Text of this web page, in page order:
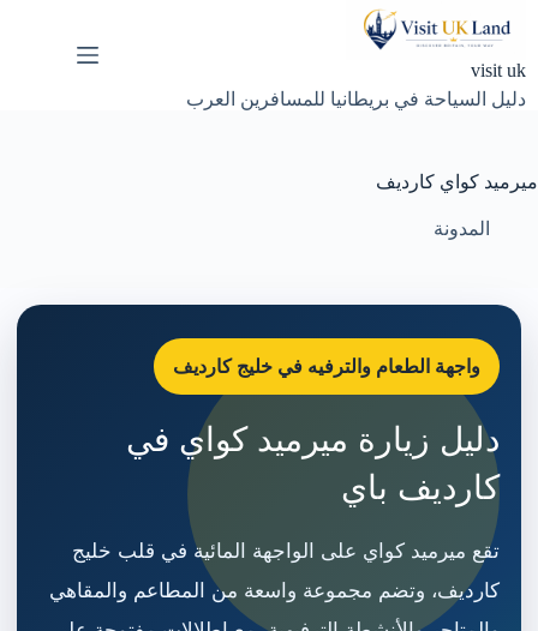
visit uk
دليل السياحة في بريطانيا للمسافرين العرب
ميرميد كواي كارديف
المدونة
واجهة الطعام والترفيه في خليج كارديف
دليل زيارة ميرميد كواي في
كارديف باي
تقع ميرميد كواي على الواجهة المائية في قلب خليج
كارديف، وتضم مجموعة واسعة من المطاعم والمقاهي